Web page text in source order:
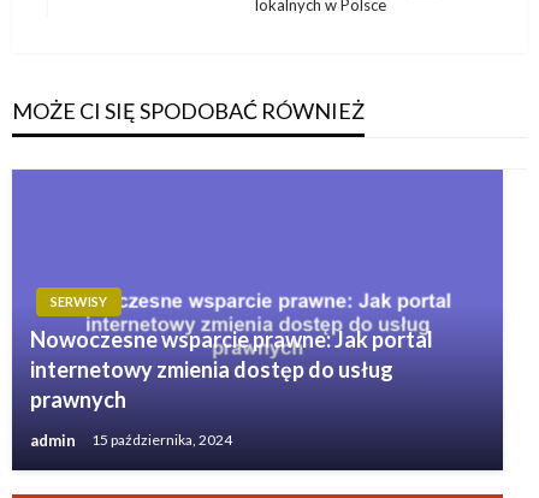
lokalnych w Polsce
MOŻE CI SIĘ SPODOBAĆ RÓWNIEŻ
SERWISY
Nowoczesne wsparcie prawne: Jak portal
internetowy zmienia dostęp do usług
prawnych
admin 15 października, 2024